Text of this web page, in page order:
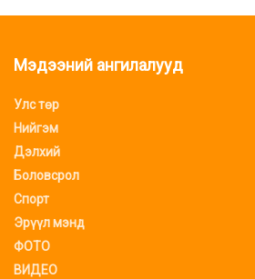
Мэдээний ангилалууд
Улс төр
Нийгэм
Дэлхий
Боловсрол
Спорт
Эрүүл мэнд
ФОТО
ВИДЕО